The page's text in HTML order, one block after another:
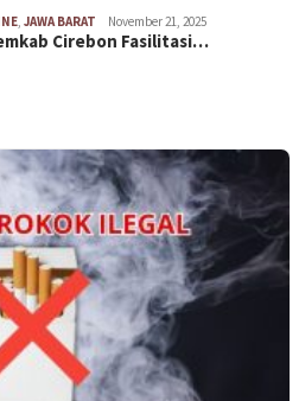
, JAWA BARAT November 21, 2025
Cirebon Fasilitasi…